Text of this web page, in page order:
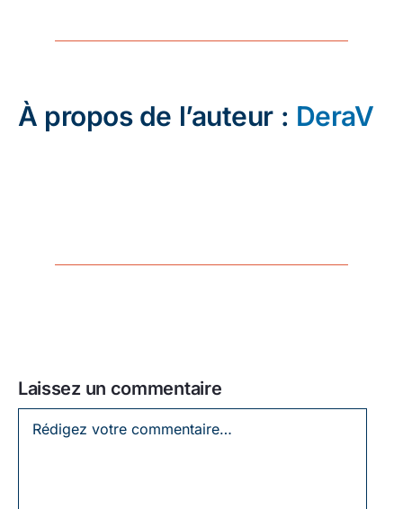
À propos de l’auteur : DeraV
Laissez un commentaire
Laissez